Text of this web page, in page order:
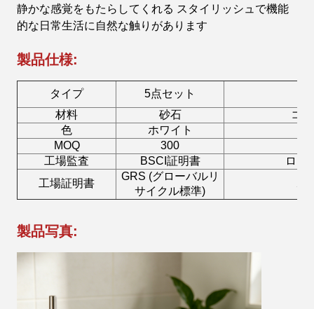
静かな感覚をもたらしてくれる スタイリッシュで機能
的な日常生活に自然な触りがあります
製品仕様:
タイプ
5点セット
材料
砂石
コ
色
ホワイト
MOQ
300
工場監査
BSCI証明書
ロー
工場証明書
GRS (グローバルリ
サイクル標準)
製品写真: